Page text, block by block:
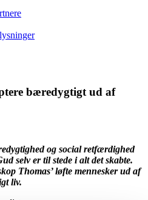
bæredygtigt ud af
og social retfærdighed
selv er til stede i alt det skabte.
Thomas’ løfte mennesker ud af
liv.